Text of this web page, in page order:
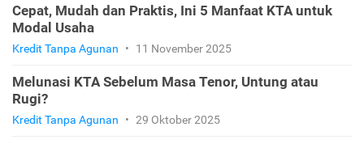
Cepat, Mudah dan Praktis, Ini 5 Manfaat KTA untuk
Modal Usaha
Kredit Tanpa Agunan • 11 November 2025
Melunasi KTA Sebelum Masa Tenor, Untung atau
Rugi?
Kredit Tanpa Agunan • 29 Oktober 2025